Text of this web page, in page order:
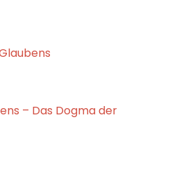
– Das Dogma der